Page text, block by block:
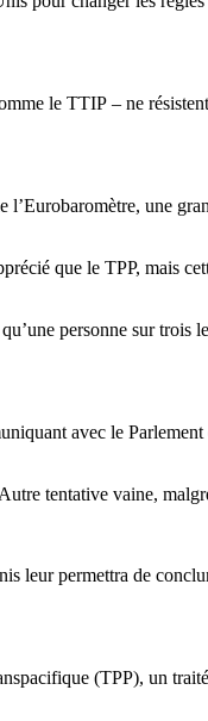
le TTIP – ne
une
que le TPP, mais
personne sur trois
avec le Parlement
tentative vaine,
leur permettra de
(TPP), un